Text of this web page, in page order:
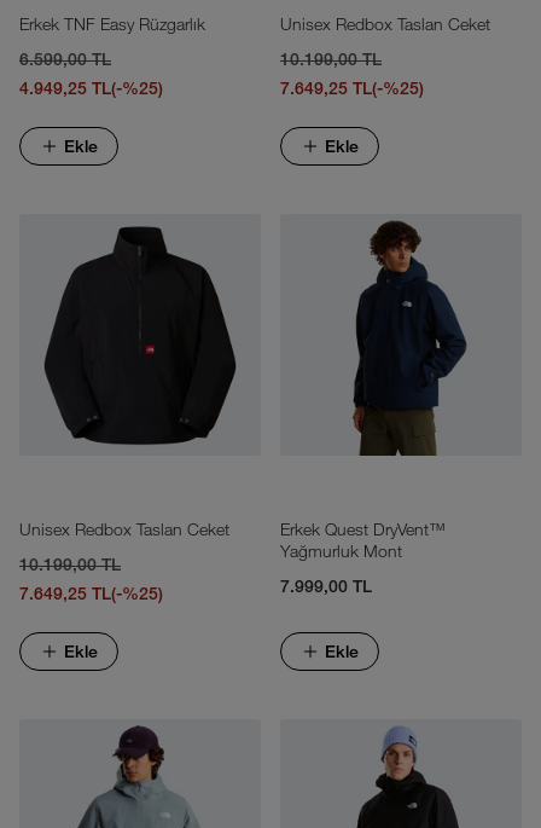
Erkek TNF Easy Rüzgarlık
6.599,00 TL
4.949,25 TL(-%25)
Ekle
Unisex Redbox Taslan Ceket
10.199,00 TL
7.649,25 TL(-%25)
Ekle
Unisex Redbox Taslan Ceket
10.199,00 TL
7.649,25 TL(-%25)
Ekle
Erkek Quest DryVent™
Yağmurluk Mont
7.999,00 TL
Ekle